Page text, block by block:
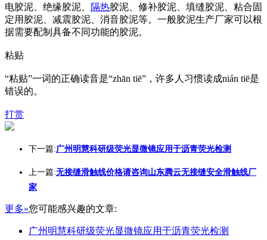
电胶泥、绝缘胶泥、
隔热胶泥、修补胶泥、填缝胶泥、粘合固
定用胶泥、减震胶泥、消音胶泥等。一般胶泥生产厂家可以根
据需要配制具备不同功能的胶泥。
粘贴
“粘贴”一词的正确读音是“zhān tiē”，许多人习惯读成nián tiē是
错误的。
打赏
下一篇:广州明慧科研级荧光显微镜应用于沥青荧光检测
上一篇:无接缝滑触线价格请咨询山东腾云无接缝安全滑触线厂
家
更多»您可能感兴趣的文章:
广州明慧科研级荧光显微镜应用于沥青荧光检测